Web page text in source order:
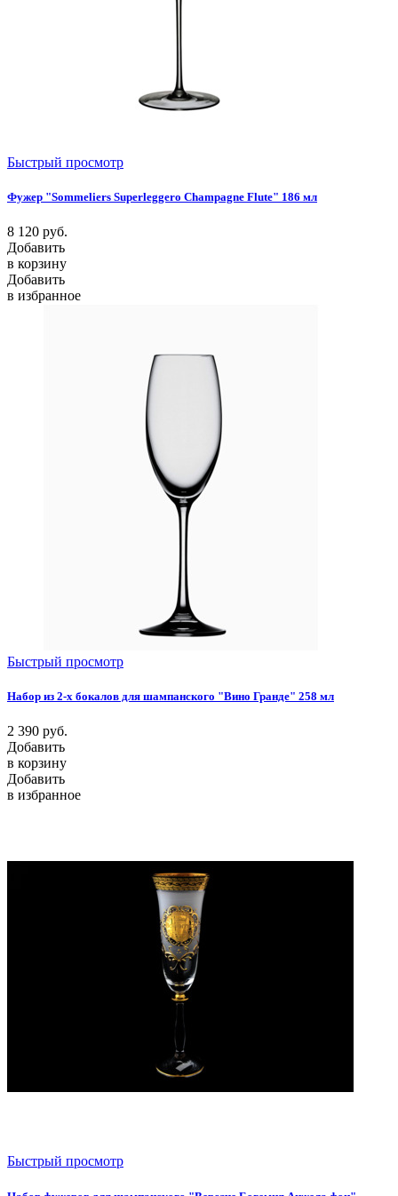
Быстрый просмотр
Фужер "Sommeliers Superleggero Champagne Flute" 186 мл
8 120 руб.
Добавить
в корзину
Добавить
в избранное
Быстрый просмотр
Набор из 2-х бокалов для шампанского "Вино Гранде" 258 мл
2 390 руб.
Добавить
в корзину
Добавить
в избранное
Быстрый просмотр